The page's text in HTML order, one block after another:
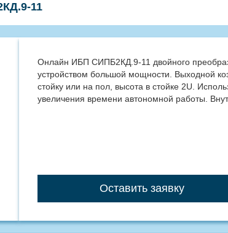
11
Онлайн ИБП СИПБ2КД.9-11 двойного
устройством большой мощности. Выходной
стойку или на пол, высота в стойке 2U.
увеличения времени автономной работы.
Оставить заявку